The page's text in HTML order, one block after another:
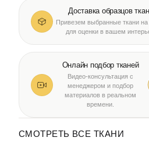
Доставка образцов
Привезем выбранные ткани на
для оценки в вашем
Онлайн подбор тканей
Видео-консультация с
менеджером и подбор
материалов в реальном
времени.
СМОТРЕТЬ ВСЕ ТКАНИ